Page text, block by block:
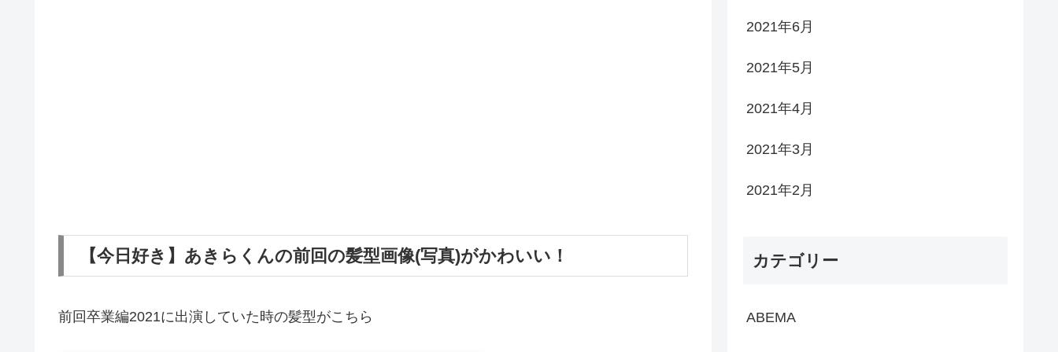
【今日好き】あきらくんの前回の髪型画像(写真)がかわいい！
前回卒業編2021に出演していた時の髪型がこちら
2021年6月
2021年5月
2021年4月
2021年3月
2021年2月
カテゴリー
ABEMA